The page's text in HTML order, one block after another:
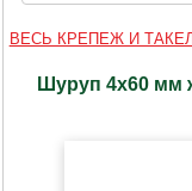
ВЕСЬ КРЕПЕЖ И
Шуруп 4х60 мм